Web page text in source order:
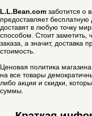
L.L.Bean.com заботится о
предоставляет бесплатную
доставят в любую точку
способом. Стоит заметить,
заказа, а значит, доставка
стоимость.
Ценовая политика
на все товары
либо акции и скидки,
суммы.